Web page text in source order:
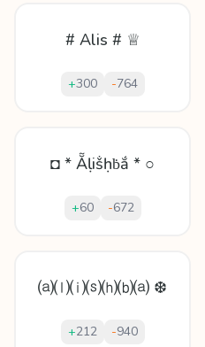
# Alis # ♕
+300 -764
◘ * Ẵḷiṧḥḃắ * ○
+60 -672
⒜⒧⒤⒮⒣⒝⒜ ❆
+212 -940